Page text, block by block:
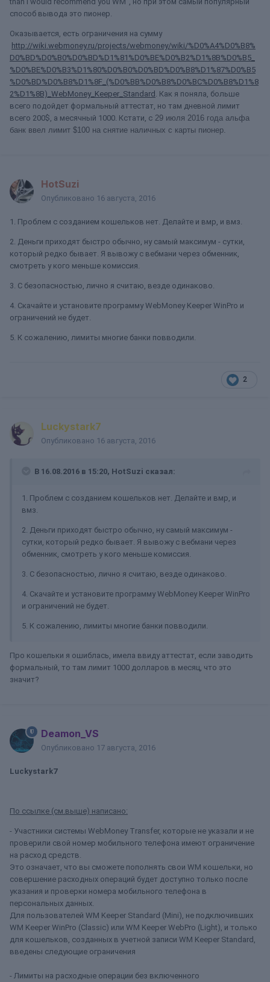
способ вывода это пионер.
Оказывается, есть ограничения на сумму
http://wiki.webmoney.ru/projects/webmoney/wiki/%D0%A4%D0%B8%
D0%BD%D0%B0%D0%BD%D1%81%D0%BE%D0%B2%D1%8B%D0%B5_
%D0%BE%D0%B3%D1%80%D0%B0%D0%BD%D0%B8%D1%87%D0%B5
%D0%BD%D0%B8%D1%8F_(%D0%BB%D0%B8%D0%BC%D0%B8%D1%8
2%D1%8B)_WebMoney_Keeper_Standard . Как я поняла, больше
всего подойдет формальный аттестат, но там дневной лимит
всего 200$, а месячный 1000. Кстати, с 29 июля 2016 года альфа
банк ввел лимит $100 на снятие наличных с карты пионер.
HotSuzi
Опубликовано 16 августа, 2016
1. Проблем с созданием кошельков нет. Делайте и вмр, и вмз.
2. Деньги приходят быстро обычно, ну самый максимум - сутки,
который редко бывает. Я вывожу с вебмани через обменник,
смотреть у кого меньше комиссия.
3. С безопасностью, лично я считаю, везде одинаково.
4. Скачайте и установите программу WebMoney Keeper WinPro и
ограничений не будет.
5. К сожалению, лимиты многие банки повводили.
2
Luckystark7
Опубликовано 16 августа, 2016
В 16.08.2016 в 15:20, HotSuzi сказал:
1. Проблем с созданием кошельков нет. Делайте и вмр, и
вмз.
2. Деньги приходят быстро обычно, ну самый максимум -
сутки, который редко бывает. Я вывожу с вебмани через
обменник, смотреть у кого меньше комиссия.
3. С безопасностью, лично я считаю, везде одинаково.
4. Скачайте и установите программу WebMoney Keeper WinPro
и ограничений не будет.
5. К сожалению, лимиты многие банки повводили.
Про кошельки я ошиблась, имела ввиду аттестат, если заводить
формальный, то там лимит 1000 долларов в месяц, что это
значит?
Deamon_VS
Опубликовано 17 августа, 2016
Luckystark7
По ссылке (см.выше) написано:
- Участники системы WebMoney Transfer, которые не указали и не
проверили свой номер мобильного телефона имеют ограничение
на расход средств.
Это означает, что вы сможете пополнять свои WM кошельки, но
совершение расходных операций будет доступно только после
указания и проверки номера мобильного телефона в
персональных данных.
Для пользователей WM Keeper Standard (Mini), не подключивших
WM Keeper WinPro (Classic) или WM Keeper WebPro (Light), и только
для кошельков, созданных в учетной записи WM Keeper Standard,
введены следующие ограничения
- Лимиты на расходные операции без включенного